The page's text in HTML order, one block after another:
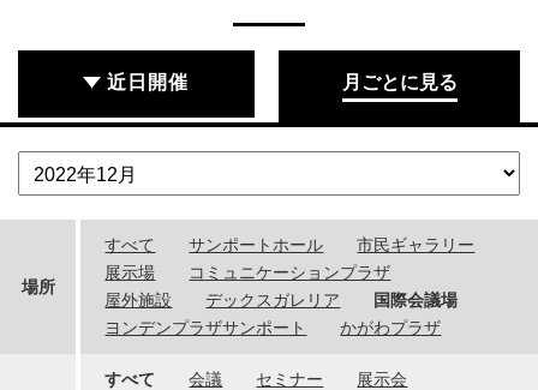
近日開催 月ごとに見る
場所
すべて サンポートホール
市民ギャラリー
展示場
コミュニケーションプラザ
屋外施設
デックスガレリア
国際会議場
ヨンデンプラザサンポート
かがわプラザ
すべて 会議 セミナー
展示会